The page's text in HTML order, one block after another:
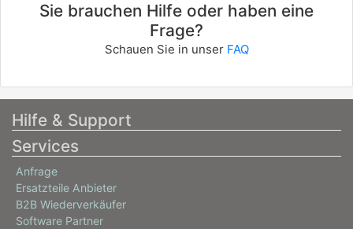
Sie brauchen Hilfe oder haben eine
Frage?
Schauen Sie in unser FAQ
Hilfe & Support
Services
Anfrage
Ersatzteile Anbieter
B2B Wiederverkäufer
Software Partner